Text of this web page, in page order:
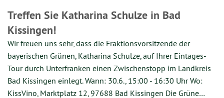
Treffen Sie Katharina Schulze in Bad
Kissingen!
Wir freuen uns sehr, dass die Fraktionsvorsitzende der
bayerischen Grünen, Katharina Schulze, auf Ihrer Eintages-
Tour durch Unterfranken einen Zwischenstopp im Landkreis
Bad Kissingen einlegt. Wann: 30.6., 15:00 - 16:30 Uhr Wo:
KissVino, Marktplatz 12, 97688 Bad Kissingen Die Grüne…